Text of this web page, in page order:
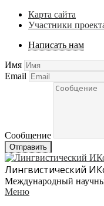
Карта сайта
Участники
Написать нам
Имя
Email
Сообщение
Отправить
Лингвистический
Международный
Меню